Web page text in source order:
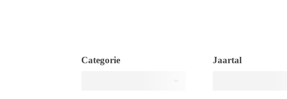
Categorie Jaartal